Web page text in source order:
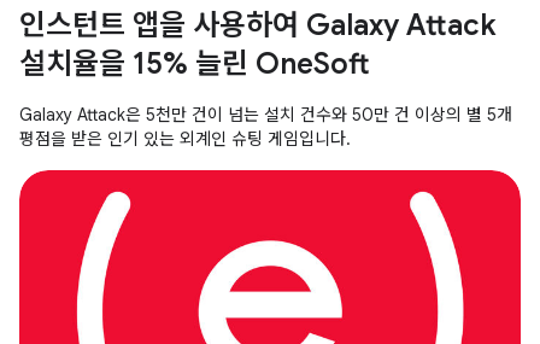
인스턴트 앱을 사용하여 Galaxy Attack
설치율을 15% 늘린 OneSoft
Galaxy Attack은 5천만 건이 넘는 설치 건수와 50만 건 이상의 별 5개
평점을 받은 인기 있는 외계인 슈팅 게임입니다.